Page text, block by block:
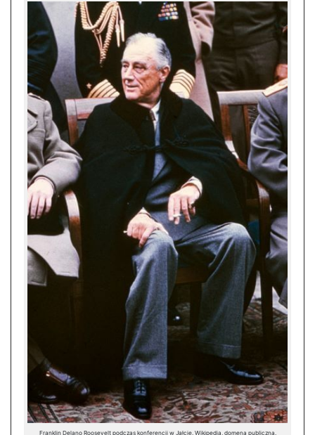
Franklin Delano Roosevelt podczas konferencji w Jałcie. Wikipedia, domena publiczna.